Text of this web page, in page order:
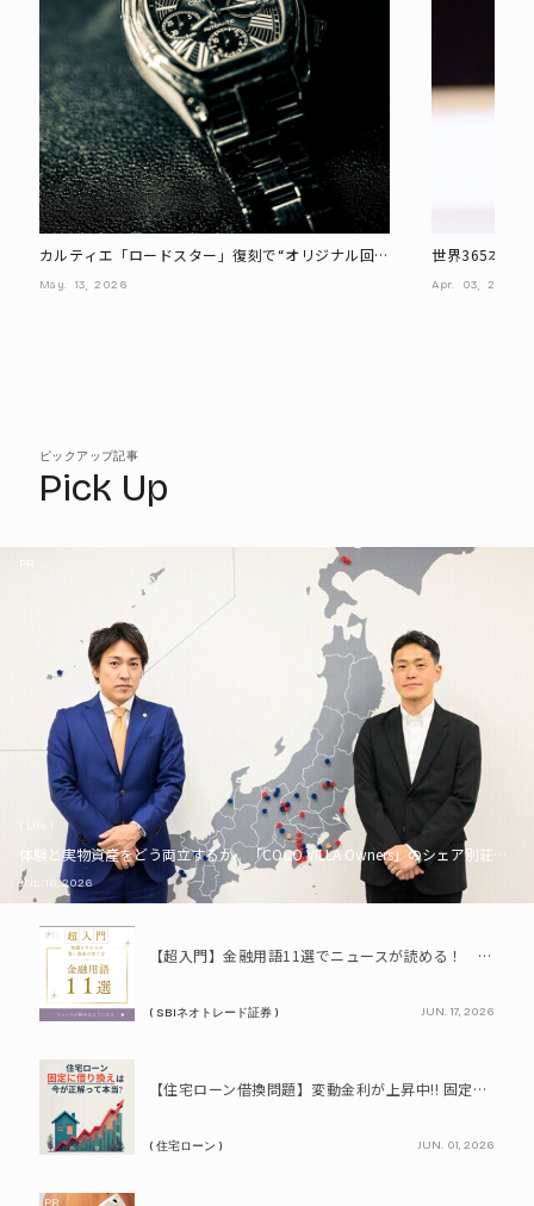
カルティエ「ロードスター」復刻で“オリジナル回
帰”が加速、旧モデルは争奪戦に?
May. 13, 2026
世界365本限
ルティエの腕
Apr. 03, 2026
ピックアップ記事
Pick Up
PR
体験と実物資産をどう両立するか。「COCO VILLA Owners」のシェア別荘とい
JUL. 16, 2026
PR
【超入門】金融用語11選でニュースが読める！ 知識ゼロからの賢い資産の育て方
( SBIネオトレード証券 ) JUN. 17, 2026
【住宅ローン借換問題】変動金利が上昇中!! 固定に借り換えるなら今が正解って本当? シミュレーションで比較してみよう
( 住宅ローン ) JUN. 01, 2026
PR